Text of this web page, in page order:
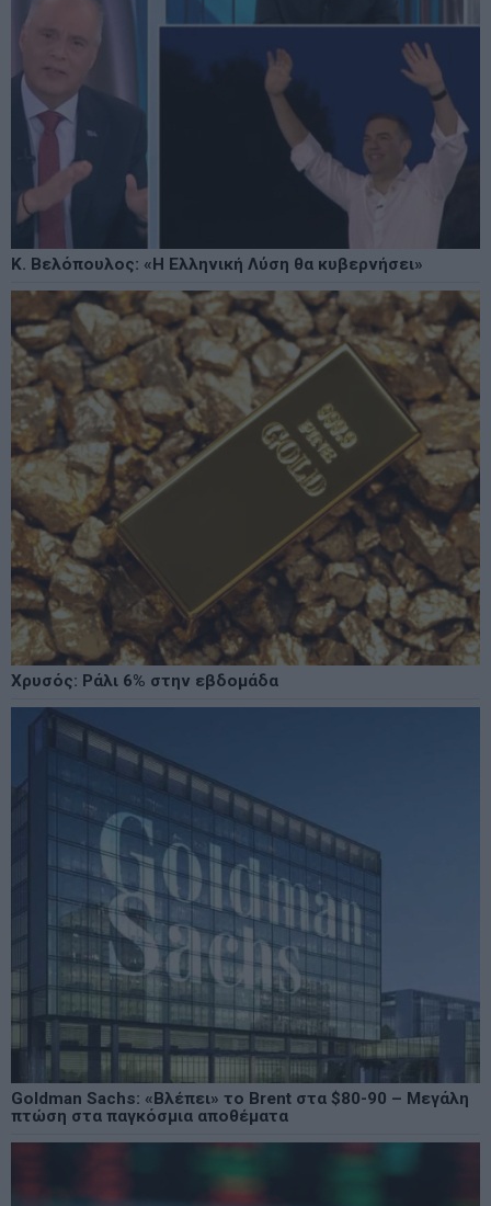
Κ. Βελόπουλος: «Η Ελληνική Λύση θα κυβερνήσει»
Χρυσός: Ράλι 6% στην εβδομάδα
Goldman Sachs: «Βλέπει» το Brent στα $80-90 – Μεγάλη
πτώση στα παγκόσμια αποθέματα